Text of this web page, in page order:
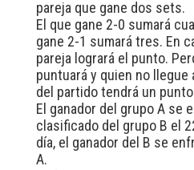
pareja que gane dos sets.
El que gane 2-0 sumará
gane 2-1 sumará tres. En
pareja logrará el punto.
puntuará y quien no llegue
del partido tendrá un
El ganador del grupo A se
clasificado del grupo B el
día, el ganador del B se
A.